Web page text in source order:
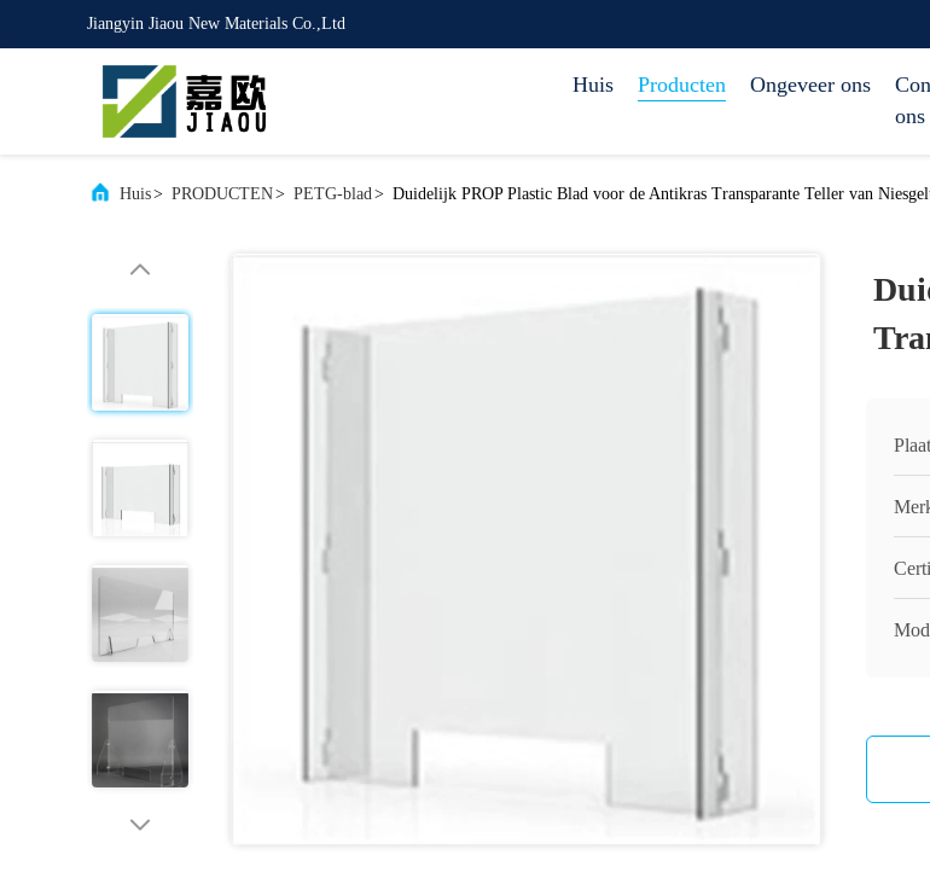
Jiangyin Jiaou New Materials Co.,Ltd
Huis Producten Ongeveer ons
ons
Huis> PRODUCTEN> PETG-blad> Duidelijk PROP Plastic Blad voor de Antikras Transparante Teller van